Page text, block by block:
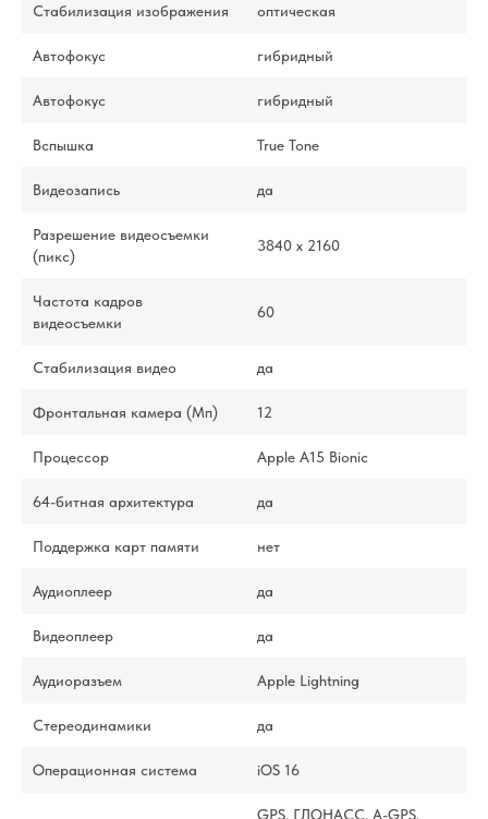
Стабилизация изображения оптическая
Автофокус гибридный
Автофокус гибридный
Вспышка True Tone
Видеозапись да
Разрешение видеосъемки
(пикс)
3840 x 2160
Частота кадров
видеосъемки
60
Стабилизация видео да
Фронтальная камера (Мп) 12
Процессор Apple A15 Bionic
64-битная архитектура да
Поддержка карт памяти нет
Аудиоплеер да
Видеоплеер да
Аудиоразъем Apple Lightning
Стереодинамики да
Операционная система iOS 16
GPS, ГЛОНАСС, A-GPS,